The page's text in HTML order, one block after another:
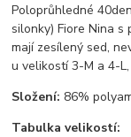
Poloprůhledné
silonky) Fiore Nina s
mají zesílený sed,
u velikostí 3-M a 4-
Složení: 86%
Tabulka velikostí: